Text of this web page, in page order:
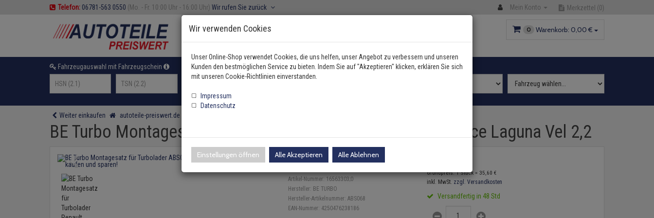
Telefon: 06781-563 0550 (Mo. - Fr. 10:00 Uhr - 16:00 Uhr) Wir rufen Sie zurück Mein Konto Merkzettel (0)
0 Warenkorb: 0,00 €
Fahrzeugauswahl mit Fahrzeugschein oder Fahrzeugtyp manuell wählen
Weiter einkaufen autoteile-preiswert.de
BE Turbo Montagesatz für Turbolader Renault Avantime Espace Laguna Vel 2,2
Einloggen und Bewertung schreiben
Artikel-Nummer: 16563303;0
Hersteller: BE TURBO
Hersteller-Artikelnummer:ABS068
EAN-Nummer: 4250476238186
Grundpreis: 1 Stück = 35,60 €
inkl. MwSt. zzgl. Versandkosten
Versandfertig in 48 Std
Wir verwenden Cookies
Unser Online-Shop verwendet Cookies, die uns helfen, unser Angebot zu verbessern und unseren
Kunden den bestmöglichen Service zu bieten. Indem Sie auf "Akzeptieren" klicken, erklären Sie sich
mit unseren Cookie-Richtlinien einverstanden.
Impressum
Datenschutz
Einstellungen öffnen Alle Akzeptieren Alle Ablehnen